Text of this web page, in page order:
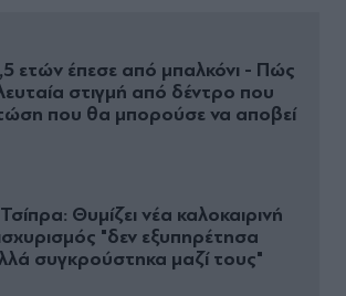
ετών έπεσε από μπαλκόνι - Πώς
στιγμή από δέντρο που
που θα μπορούσε να αποβεί
Θυμίζει νέα καλοκαιρινή
"δεν εξυπηρέτησα
συγκρούστηκα μαζί τους"